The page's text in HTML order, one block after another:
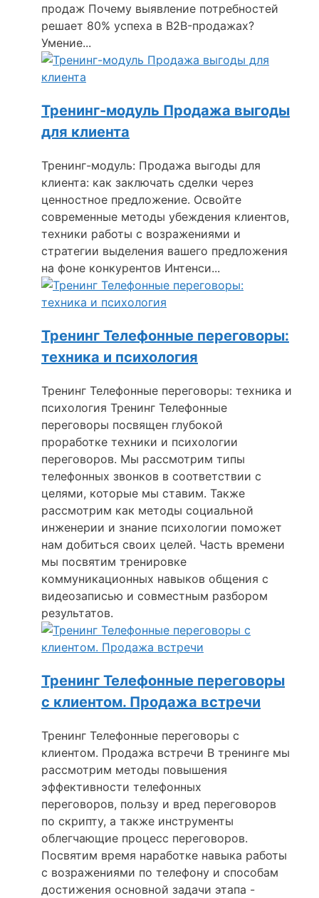
продаж Почему выявление потребностей
решает 80% успеха в B2B-продажах?
Умение...
Тренинг-модуль Продажа выгоды
для клиента
Тренинг-модуль: Продажа выгоды для
клиента: как заключать сделки через
ценностное предложение. Освойте
современные методы убеждения клиентов,
техники работы с возражениями и
стратегии выделения вашего предложения
на фоне конкурентов Интенси...
Тренинг Телефонные переговоры:
техника и психология
Тренинг Телефонные переговоры: техника и
психология Тренинг Телефонные
переговоры посвящен глубокой
проработке техники и психологии
переговоров. Мы рассмотрим типы
телефонных звонков в соответствии с
целями, которые мы ставим. Также
рассмотрим как методы социальной
инженерии и знание психологии поможет
нам добиться своих целей. Часть времени
мы посвятим тренировке
коммуникационных навыков общения с
видеозаписью и совместным разбором
результатов.
Тренинг Телефонные переговоры
с клиентом. Продажа встречи
Тренинг Телефонные переговоры с
клиентом. Продажа встречи В тренинге мы
рассмотрим методы повышения
эффективности телефонных
переговоров, пользу и вред переговоров
по скрипту, а также инструменты
облегчающие процесс переговоров.
Посвятим время наработке навыка работы
с возражениями по телефону и способам
достижения основной задачи этапа -